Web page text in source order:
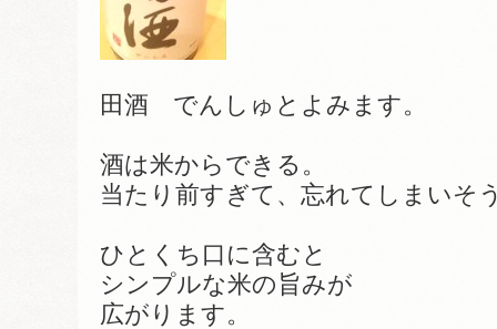
田酒 でんしゅとよみます。
酒は米からできる。
当たり前すぎて、忘れてしまいそ
ひとくち口に含むと
シンプルな米の旨みが
広がります。